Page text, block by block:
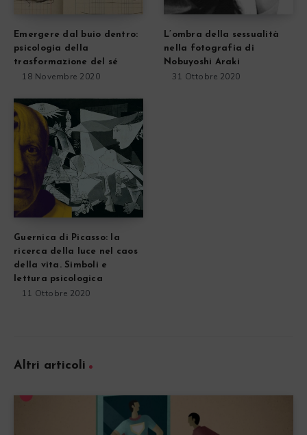
Emergere dal buio dentro:
psicologia della
trasformazione del sé
18 Novembre 2020
L’ombra della sessualità
nella fotografia di
Nobuyoshi Araki
31 Ottobre 2020
Guernica di Picasso: la
ricerca della luce nel caos
della vita. Simboli e
lettura psicologica
11 Ottobre 2020
Altri articoli